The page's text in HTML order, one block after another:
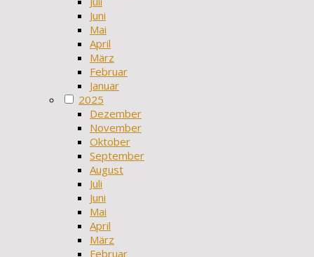
Juni
Mai
April
März
Februar
Januar
2025
Dezember
November
Oktober
September
August
Juli
Juni
Mai
April
März
Februar